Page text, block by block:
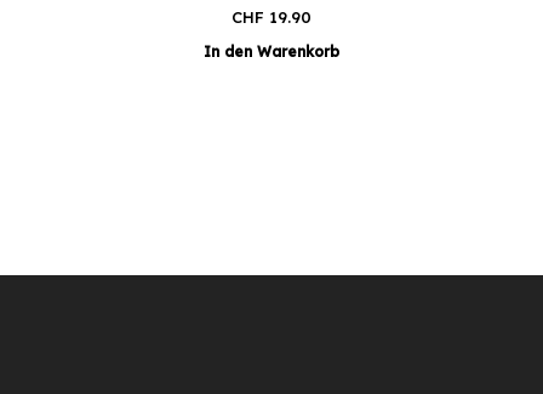
CHF 19.90
In den Warenkorb